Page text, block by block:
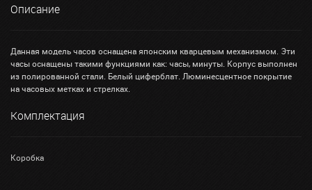
Описание
Данная модель часов оснащена японским кварцевым механизмом. Эти
часы оснащены такими функциями как: часы, минуты. Корпус выполнен
из полированной стали. Белый циферблат. Люминесцентное покрытие
на часовых метках и стрелках.
Комплектация
Коробка